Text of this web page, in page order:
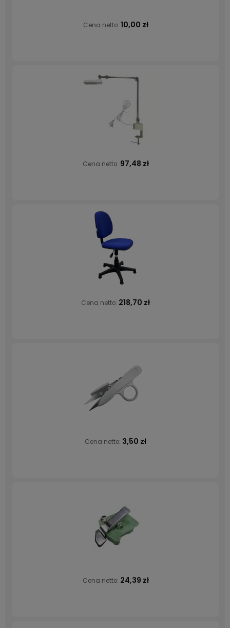
Cena netto: 10,00 zł
Cena netto: 97,48 zł
Cena netto: 218,70 zł
Cena netto: 3,50 zł
Cena netto: 24,39 zł